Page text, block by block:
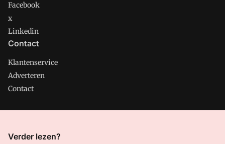
Facebook
x
Linkedin
Contact
Klantenservice
Adverteren
Contact
CMweb is onderdeel van VMN media. Lees in
Verder lezen?